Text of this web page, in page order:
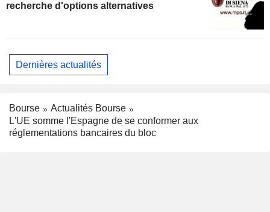
recherche d'options alternatives
Dernières actualités
Bourse
Actualités Bourse
L'UE somme l'Espagne de se conformer aux
réglementations bancaires du bloc